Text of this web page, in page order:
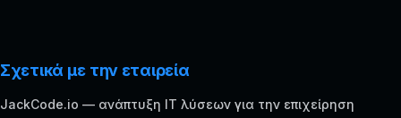
Σχετικά με την εταιρεία
JackCode.io — ανάπτυξη IT λύσεων για την επιχείρηση